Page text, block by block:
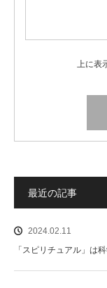
上に表
最近の記事
2024.02.11
「スピリチュアル」は